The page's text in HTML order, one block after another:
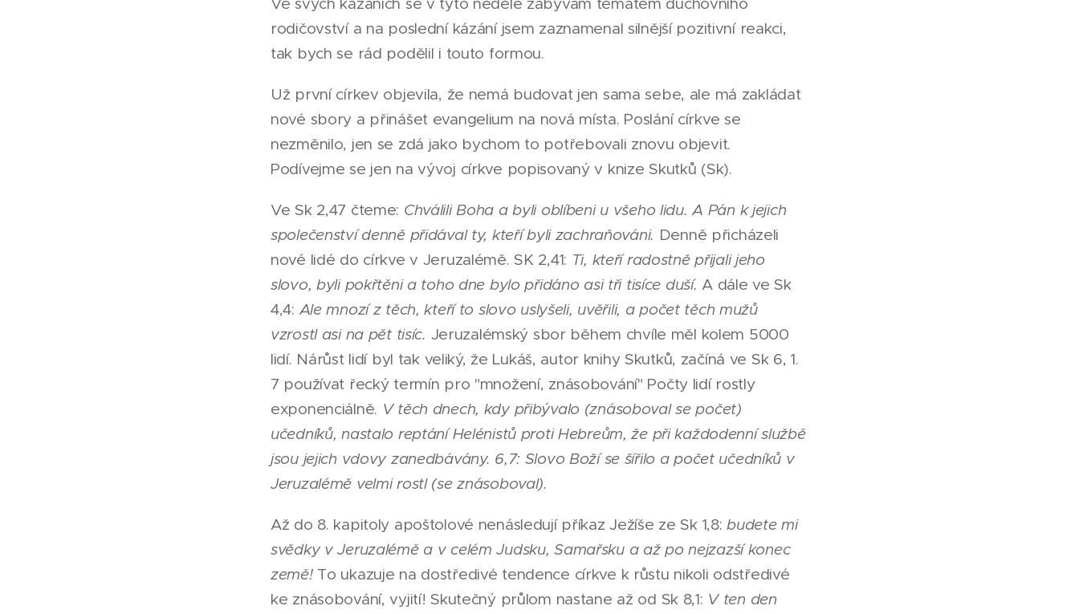
rodičovství a na poslední kázání jsem zaznamenal silnější pozitivní reakci,
tak bych se rád podělil i touto formou.
Už první církev objevila, že nemá budovat jen sama sebe, ale má zakládat
nové sbory a přinášet evangelium na nová místa. Poslání církve se
nezměnilo, jen se zdá jako bychom to potřebovali znovu objevit.
Podívejme se jen na vývoj církve popisovaný v knize Skutků (Sk).
Ve Sk 2,47 čteme: Chválili Boha a byli oblíbeni u všeho lidu. A Pán k jejich
společenství denně přidával ty, kteří byli zachraňováni. Denně přicházeli
nové lidé do církve v Jeruzalémě. SK 2,41: Ti, kteří radostně přijali jeho
slovo, byli pokřtěni a toho dne bylo přidáno asi tři tisíce duší. A dále ve Sk
4,4: Ale mnozí z těch, kteří to slovo uslyšeli, uvěřili, a počet těch mužů
vzrostl asi na pět tisíc. Jeruzalémský sbor během chvíle měl kolem 5000
lidí. Nárůst lidí byl tak veliký, že Lukáš, autor knihy Skutků, začíná ve Sk 6, 1.
7 používat řecký termín pro "množení, znásobování" Počty lidí rostly
exponenciálně. V těch dnech, kdy přibývalo (znásoboval se počet)
učedníků, nastalo reptání Helénistů proti Hebreům, že při každodenní službě
jsou jejich vdovy zanedbávány. 6,7: Slovo Boží se šířilo a počet učedníků v
Jeruzalémě velmi rostl (se znásoboval).
Až do 8. kapitoly apoštolové nenásledují příkaz Ježíše ze Sk 1,8:budete mi
svědky v Jeruzalémě a v celém Judsku, Samařsku a až po nejzazší konec
země!To ukazuje na dostředivé tendence církve k růstu nikoli odstředivé
ke znásobování, vyjití! Skutečný průlom nastane až od Sk 8,1: V ten den